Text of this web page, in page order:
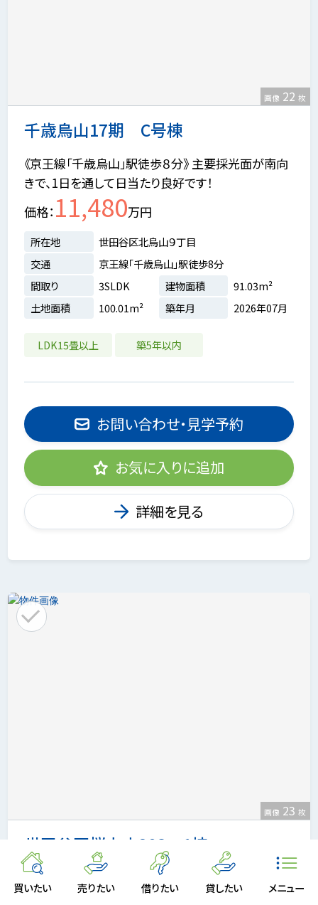
買いたい 売りたい 借りたい 貸したい メニュー
千歳烏山17期 C号棟
画像 22 枚
《京王線「千歳烏山」駅徒歩８分》 主要採光面が南向
きで、1日を通して日当たり良好です！
価格 11,480万円
所在地
世田谷区北烏山９丁目
交通
京王線「千歳烏山」駅徒歩8分
間取り
3SLDK 建物面積
91.03m²
土地面積
100.01m² 築年月 2026年07月
LDK15畳以上 築5年以内
お問い合わせ・見学予約
お気に入りに追加
詳細を見る
世田谷区桜上水208 1棟
画像 23 枚
価格 10,780 万円